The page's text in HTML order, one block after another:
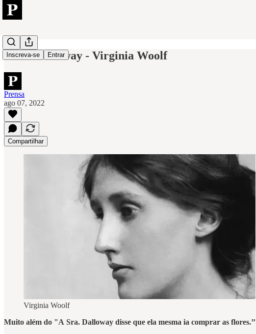
Inscreva-se Entrar
A Sra.Dalloway - Virginia Woolf
Prensa
ago 07, 2022
Compartilhar
Virginia Woolf
Muito além do "A Sra. Dalloway disse que ela mesma ia comprar as flores.’’